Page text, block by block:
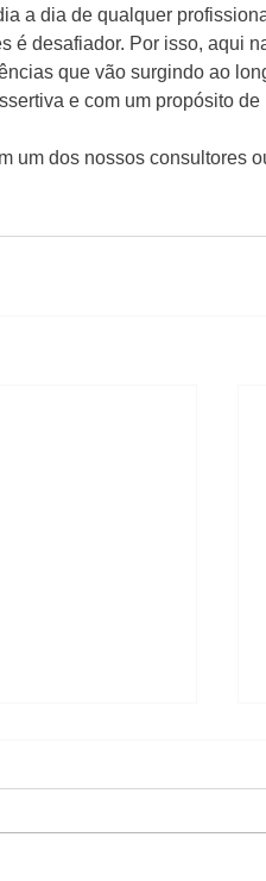
a dia de qualquer
é desafiador. Por isso, aqui
que vão surgindo ao
e com um propósito de
um dos nossos consultores